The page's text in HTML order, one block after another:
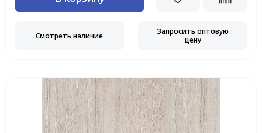
Смотреть наличие
Запросить оптовую
цену